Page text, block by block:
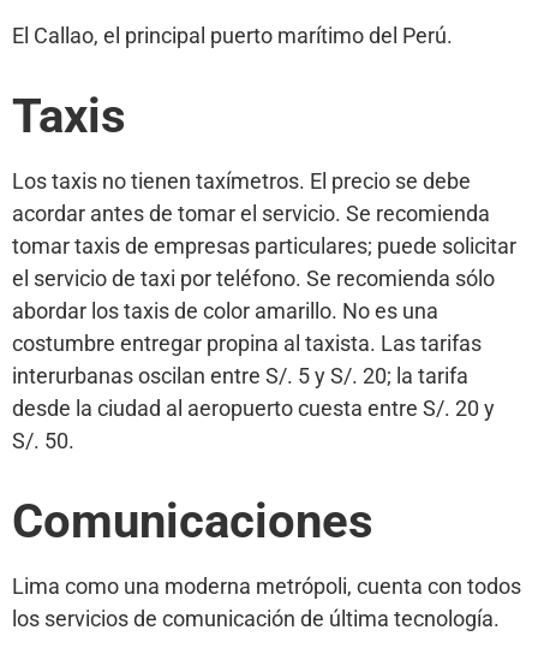
El Callao, el principal puerto marítimo del Perú.
Taxis
Los taxis no tienen taxímetros. El precio se debe
acordar antes de tomar el servicio. Se recomienda
tomar taxis de empresas particulares; puede solicitar
el servicio de taxi por teléfono. Se recomienda sólo
abordar los taxis de color amarillo. No es una
costumbre entregar propina al taxista. Las tarifas
interurbanas oscilan entre S/. 5 y S/. 20; la tarifa
desde la ciudad al aeropuerto cuesta entre S/. 20 y
S/. 50.
Comunicaciones
Lima como una moderna metrópoli, cuenta con todos
los servicios de comunicación de última tecnología.